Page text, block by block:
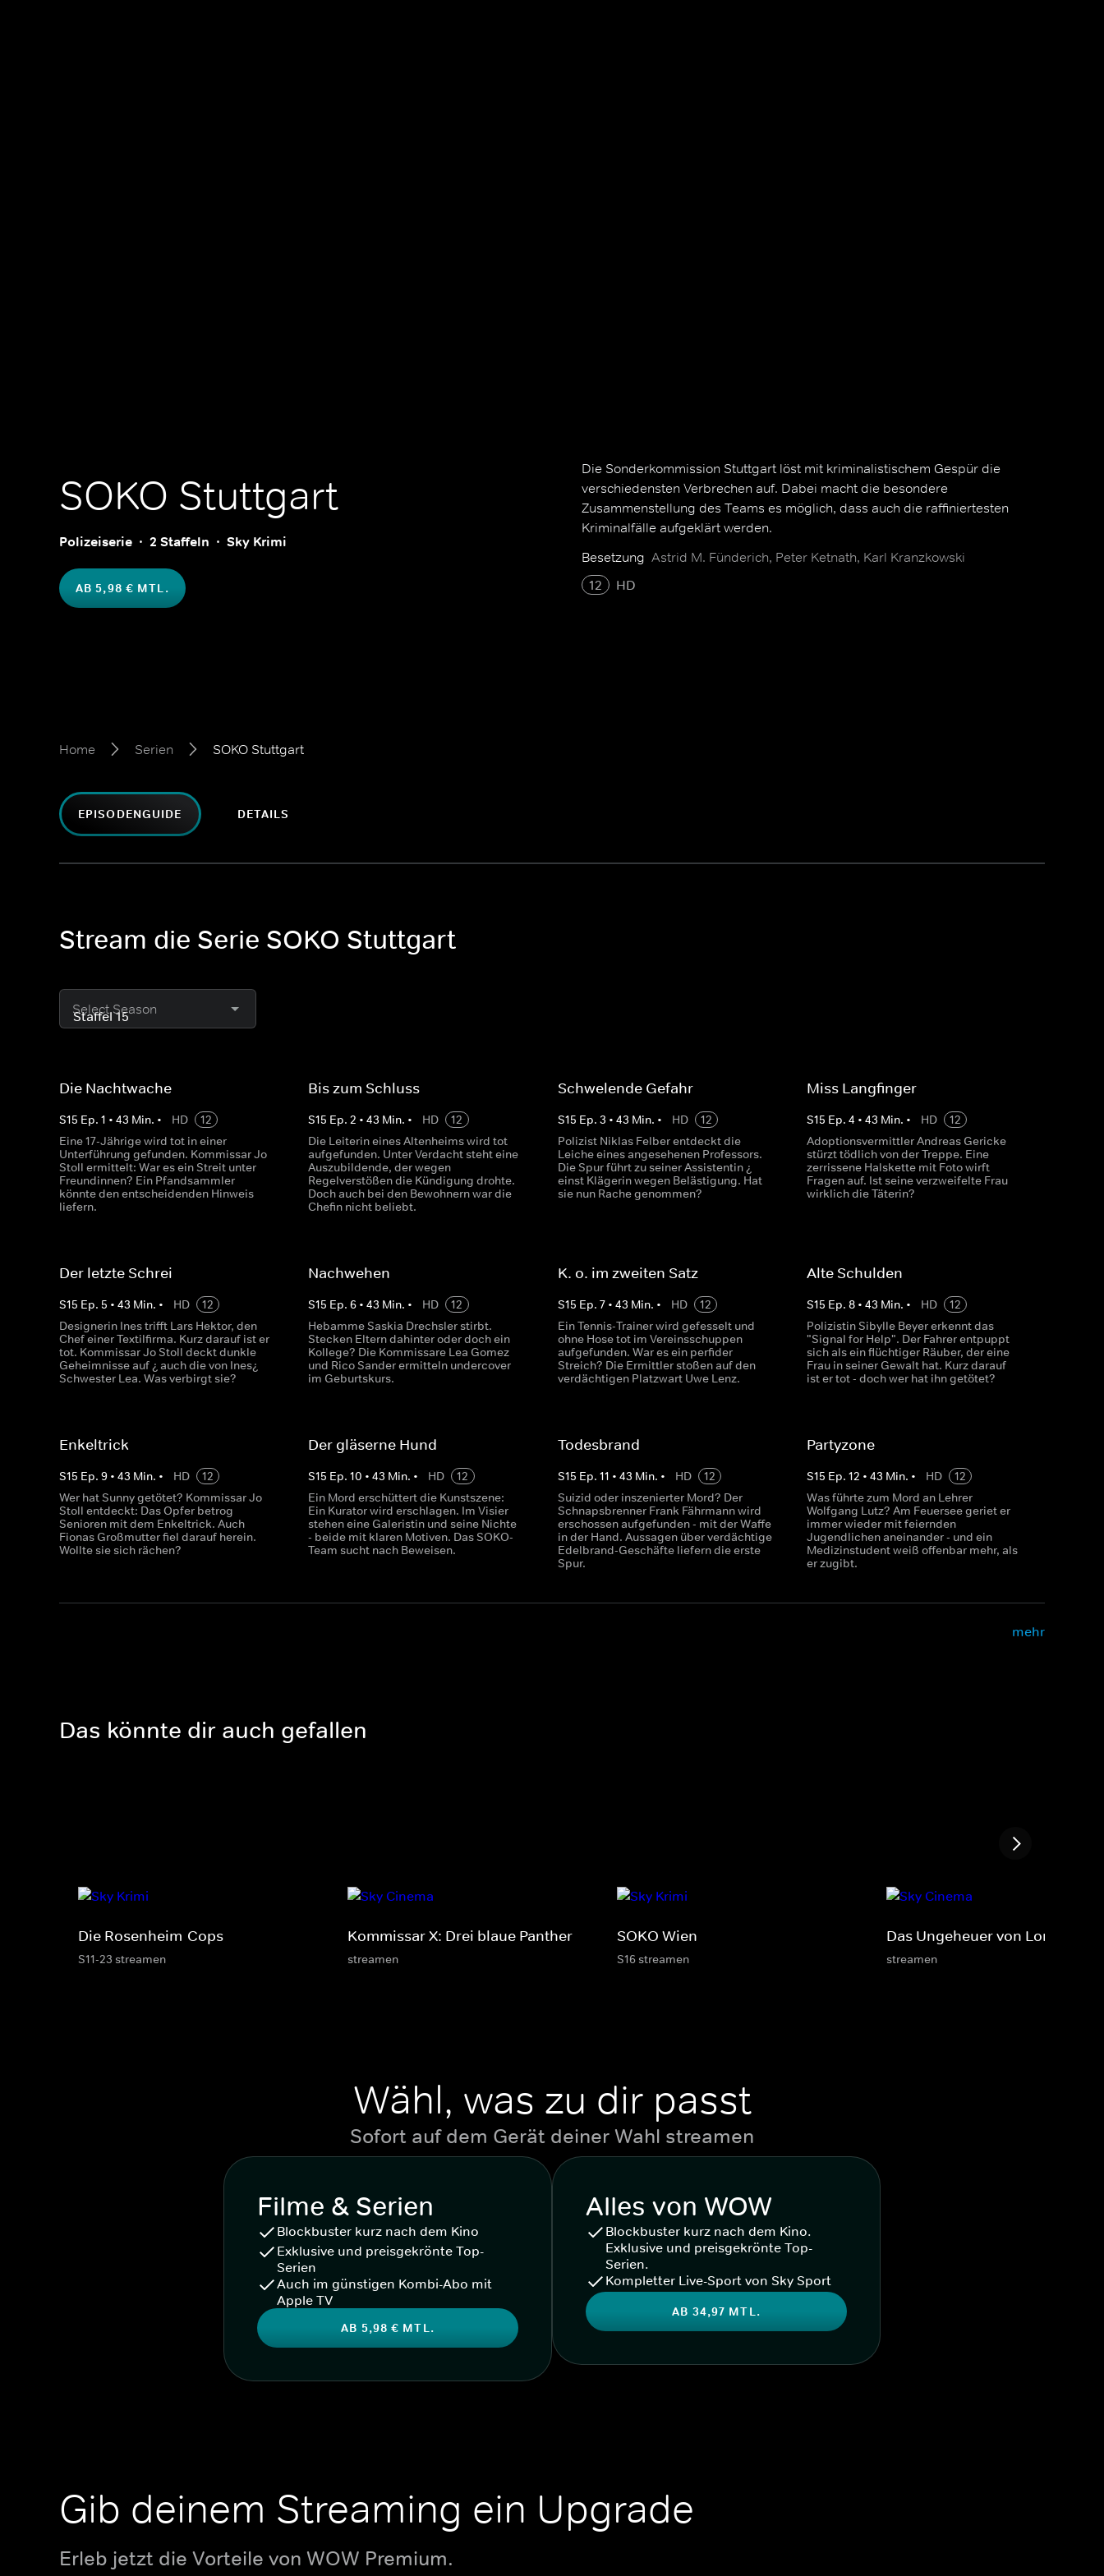
SOKO Stuttgart
Polizeiserie 2 Staffeln Sky Krimi
AB 5,98 € MTL.
Die Sonderkommission Stuttgart löst mit kriminalistischem Gespür die
verschiedensten Verbrechen auf. Dabei macht die besondere
Zusammenstellung des Teams es möglich, dass auch die raffiniertesten
Kriminalfälle aufgeklärt werden.
Besetzung Astrid M. Fünderich, Peter Ketnath, Karl Kranzkowski
12
HD
Home Serien SOKO Stuttgart
EPISODENGUIDE DETAILS
Stream die Serie SOKO Stuttgart
Select Season
Die Nachtwache
S15 Ep. 1 • 43 Min. • HD
12
Eine 17-Jährige wird tot in einer
Unterführung gefunden. Kommissar Jo
Stoll ermittelt: War es ein Streit unter
Freundinnen? Ein Pfandsammler
könnte den entscheidenden Hinweis
liefern.
Bis zum Schluss
S15 Ep.2 •43 Min. • HD
12
Die Leiterin eines Altenheims wird tot
aufgefunden. Unter Verdacht steht eine
Auszubildende, der wegen
Regelverstößen die Kündigung drohte.
Doch auch bei den Bewohnern war die
Chefin nicht beliebt.
Schwelende Gefahr
S15 Ep. 3 • 43 Min. • HD
12
Polizist Niklas Felber entdeckt die
Leiche eines angesehenen Professors.
Die Spur führt zu seiner Assistentin ¿
einst Klägerin wegen Belästigung. Hat
sie nun Rache genommen?
Miss Langfinger
S15 Ep. 4 • 43 Min. • HD
12
Adoptionsvermittler Andreas Gericke
stürzt tödlich von der Treppe. Eine
zerrissene Halskette mit Foto wirft
Fragen auf. Ist seine verzweifelte Frau
wirklich die Täterin?
Der letzte Schrei
S15 Ep. 5 • 43 Min. • HD
12
Designerin Ines trifft Lars Hektor, den
Chef einer Textilfirma. Kurz darauf ist er
tot. Kommissar Jo Stoll deckt dunkle
Geheimnisse auf ¿ auch die von Ines¿
Schwester Lea. Was verbirgt sie?
Nachwehen
S15 Ep.6 •43 Min. • HD
12
Hebamme Saskia Drechsler stirbt.
Stecken Eltern dahinter oder doch ein
Kollege? Die Kommissare Lea Gomez
und Rico Sander ermitteln undercover
im Geburtskurs.
K. o. im zweiten Satz
S15 Ep. 7• 43 Min. • HD
12
Ein Tennis-Trainer wird gefesselt und
ohne Hose tot im Vereinsschuppen
aufgefunden. War es ein perfider
Streich? Die Ermittler stoßen auf den
verdächtigen Platzwart Uwe Lenz.
Alte Schulden
S15 Ep. 8• 43 Min. • HD
12
Polizistin Sibylle Beyer erkennt das
"Signal for Help". Der Fahrer entpuppt
sich als ein flüchtiger Räuber, der eine
Frau in seiner Gewalt hat. Kurz darauf
ist er tot - doch wer hat ihn getötet?
Enkeltrick
S15 Ep. 9 • 43 Min. • HD
12
Wer hat Sunny getötet? Kommissar Jo
Stoll entdeckt: Das Opfer betrog
Senioren mit dem Enkeltrick. Auch
Fionas Großmutter fiel darauf herein.
Wollte sie sich rächen?
Der gläserne Hund
S15 Ep.10 •43 Min. • HD
12
Ein Mord erschüttert die Kunstszene:
Ein Kurator wird erschlagen. Im Visier
stehen eine Galeristin und seine Nichte
- beide mit klaren Motiven. Das SOKO-
Team sucht nach Beweisen.
Todesbrand
S15 Ep. 11 • 43 Min. • HD
12
Suizid oder inszenierter Mord? Der
Schnapsbrenner Frank Fährmann wird
erschossen aufgefunden - mit der Waffe
in der Hand. Aussagen über verdächtige
Edelbrand-Geschäfte liefern die erste
Spur.
Partyzone
S15 Ep. 12 • 43 Min. • HD
12
Was führte zum Mord an Lehrer
Wolfgang Lutz? Am Feuersee geriet er
immer wieder mit feiernden
Jugendlichen aneinander - und ein
Medizinstudent weiß offenbar mehr, als
er zugibt.
mehr
Das könnte dir auch gefallen
Die Rosenheim-Cops
S11-23 streamen
Kommissar X: Drei blaue Panther
streamen
SOKO Wien
S16 streamen
Das Ungeheuer von London
streamen
Wähl, was zu dir passt
Sofort auf dem Gerät deiner Wahl streamen
Filme & Serien
Blockbuster kurz nach dem Kino
Exklusive und preisgekrönte Top-
Serien
Auch im günstigen Kombi-Abo mit
Apple TV
AB 5,98 € MTL.
Alles von WOW
Blockbuster kurz nach dem Kino.
Exklusive und preisgekrönte Top-
Serien.
Kompletter Live-Sport von Sky Sport
AB 34,97 MTL.
Gib deinem Streaming ein Upgrade
Erleb jetzt die Vorteile von WOW Premium.